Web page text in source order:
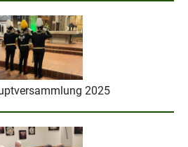
2025